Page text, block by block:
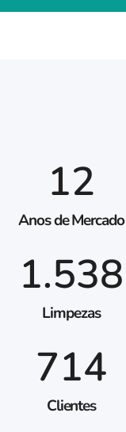
Anos de Mercado
12
Limpezas
1.538
Clientes
714